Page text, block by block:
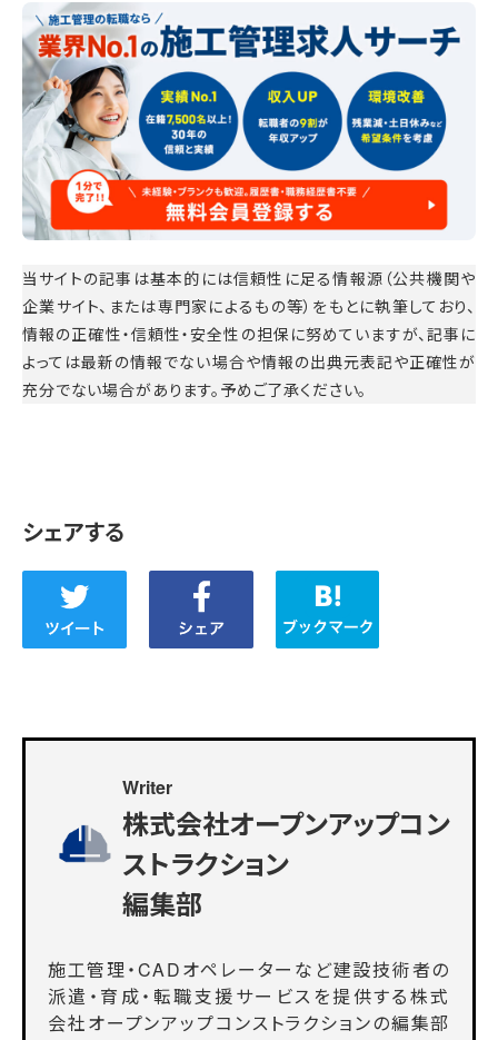
当サイトの記事は基本的には信頼性に足る情報源（公共機関や
企業サイト、または専門家によるもの等）をもとに執筆しており、
情報の正確性・信頼性・安全性の担保に努めていますが、記事に
よっては最新の情報でない場合や情報の出典元表記や正確性が
充分でない場合があります。予めご了承ください。
シェアする
Writer
株式会社オープンアップコン
ストラクション
編集部
施工管理・CADオペレーターなど建設技術者の
派遣・育成・転職支援サービスを提供する株式
会社オープンアップコンストラクションの編集部